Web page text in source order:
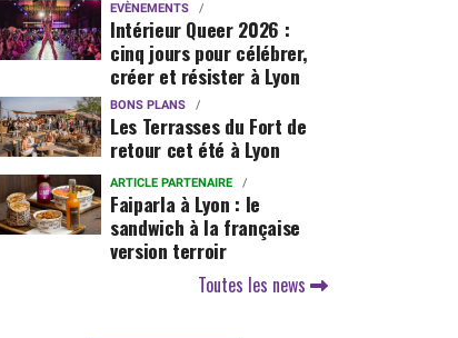
EVÈNEMENTS
Intérieur Queer 2026 :
cinq jours pour célébrer,
créer et résister à Lyon
BONS PLANS
Les Terrasses du Fort de
retour cet été à Lyon
ARTICLE PARTENAIRE
Faiparla à Lyon : le
sandwich à la française
version terroir
Toutes les news